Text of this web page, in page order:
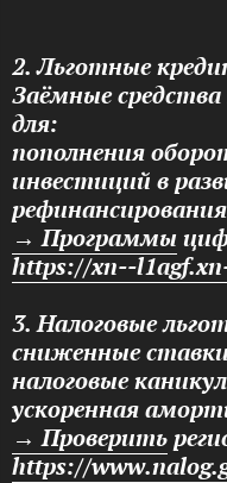
2. Льготные
Заёмные
для:
пополнения
инвестиций в
→ Программы
https://xn--
3. Налоговые
сниженные
налоговые
ускоренная
→ Проверить
https://